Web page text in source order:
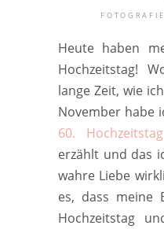
FOTOGRAFIE
Heute haben
Hochzeitstag!
lange Zeit, wie
November habe
60.
erzählt und das
wahre Liebe
es, dass meine
Hochzeitstag